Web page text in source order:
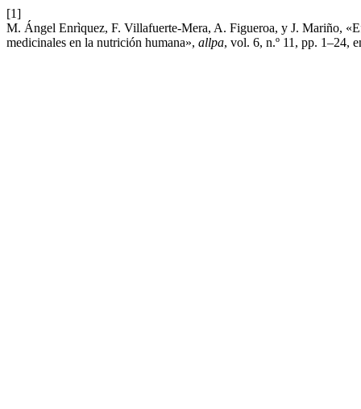
[1]
M. Ángel Enrìquez, F. Villafuerte-Mera, A. Figueroa, y J. Mariño,
medicinales en la nutrición humana», allpa, vol. 6, n.º 11, pp. 1–24,